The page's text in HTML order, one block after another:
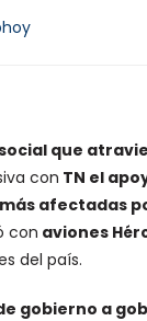
que
con TN el
afectadas
con aviones
del país.
gobierno a